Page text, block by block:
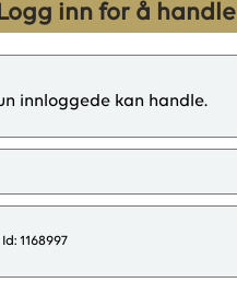
inn for å handle
innloggede kan handle.
Id: 1168997